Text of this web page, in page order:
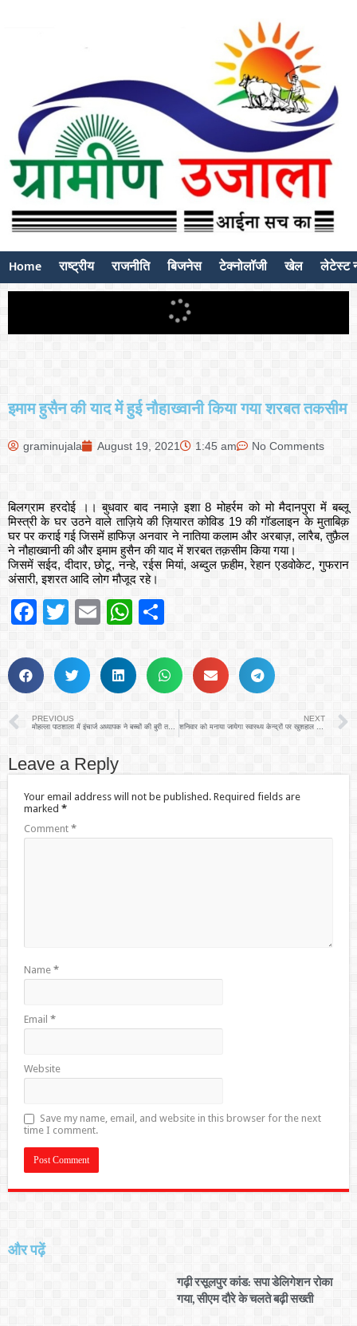
Home राष्ट्रीय राजनीति बिजनेस टेक्नोलॉजी खेल लेटेस्ट
इमाम हुसैन की याद में हुई नौहाख्वानी किया गया शरबत तकसीम
graminujala August 19, 2021 1:45 am No Comments
बिलग्राम हरदोई ।। बुधवार बाद नमाज़े इशा 8 मोहर्रम को मो मैदानपुरा में बब्लू
मिस्त्री के घर उठने वाले ताज़िये की ज़ियारत कोविड 19 की गॉडलाइन के मुताबिक़
घर पर कराई गई जिसमें हाफिज़ अनवार ने नातिया कलाम और अरबाज़, लारैब, तुफ़ैल
ने नौहाख्वानी की और इमाम हुसैन की याद में शरबत तक़सीम किया गया।
जिसमें सईद, दीदार, छोटू, नन्हे, रईस मियां, अब्दुल फ़हीम, रेहान एडवोकेट, गुफरान
अंसारी, इशरत आदि लोग मौजूद रहे।
Facebook
Twitter
EmailWhatsApp
PREVIOUS
मोहल्ला पाठशाला में इंचार्ज अध्यापक ने बच्चों की बुरी तरह की पिटाई
NEXT
शनिवार को मनाया जायेगा स्वास्थ्य केन्द्रों पर खुशहाल परिवार दिवस
Leave a Reply
Your email address will not be published. Required fields are
marked *
Comment *
Name *
Email *
Website
Save my name, email, and website in this browser for the next
time I comment.
और पढ़ें
गढ़ी रसूलपुर कांड: सपा डेलिगेशन रोका
गया, सीएम दौरे के चलते बढ़ी सख्ती